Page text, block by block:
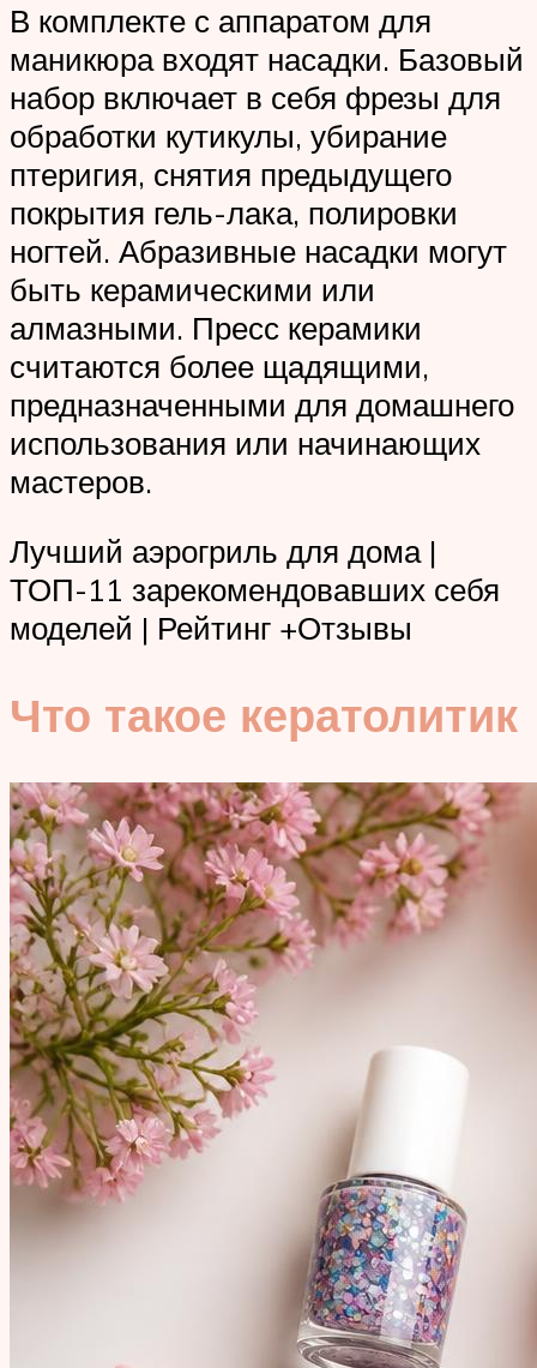
В комплекте с аппаратом для
маникюра входят насадки. Базовый
набор включает в себя фрезы для
обработки кутикулы, убирание
птеригия, снятия предыдущего
покрытия гель-лака, полировки
ногтей. Абразивные насадки могут
быть керамическими или
алмазными. Пресс керамики
считаются более щадящими,
предназначенными для домашнего
использования или начинающих
мастеров.
Лучший аэрогриль для дома |
ТОП-11 зарекомендовавших себя
моделей | Рейтинг +Отзывы
Что такое кератолитик